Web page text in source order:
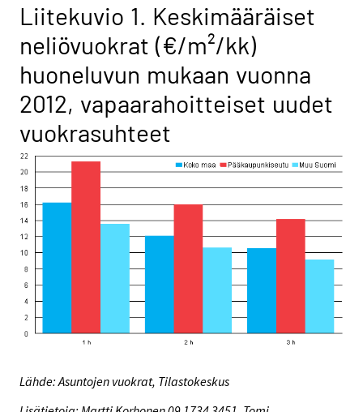
Liitekuvio 1. Keskimääräiset
neliövuokrat (€/m²/kk)
huoneluvun mukaan vuonna
2012, vapaarahoitteiset uudet
vuokrasuhteet
Lähde: Asuntojen vuokrat, Tilastokeskus